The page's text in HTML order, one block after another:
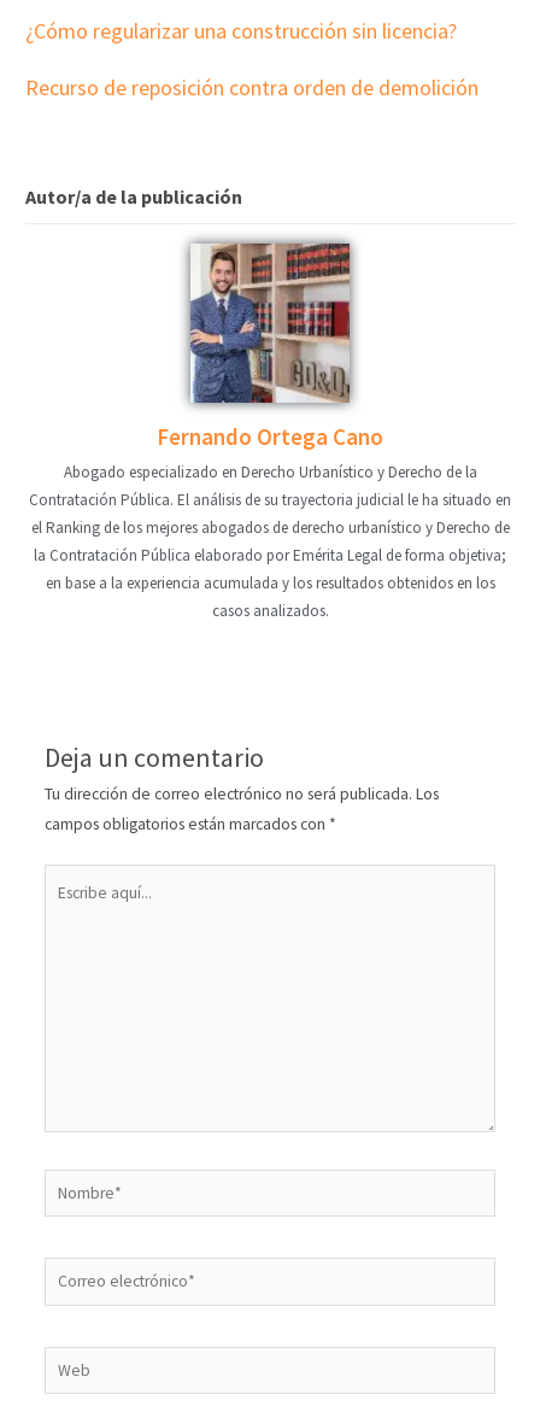
¿Cómo regularizar una construcción sin licencia?
Recurso de reposición contra orden de demolición
Autor/a de la publicación
Fernando Ortega Cano
Abogado especializado en Derecho Urbanístico y Derecho de la
Contratación Pública. El análisis de su trayectoria judicial le ha situado en
el Ranking de los mejores abogados de derecho urbanístico y Derecho de
la Contratación Pública elaborado por Emérita Legal de forma objetiva;
en base a la experiencia acumulada y los resultados obtenidos en los
casos analizados.
Deja un comentario
Tu dirección de correo electrónico no será publicada. Los
campos obligatorios están marcados con *